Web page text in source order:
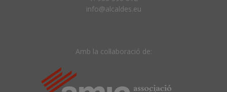
info@alcaldes.eu
Amb la col·laboració de: